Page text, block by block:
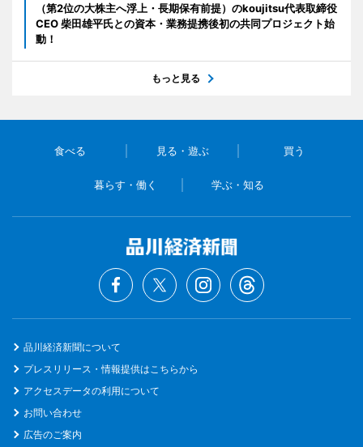
（第2位の大株主へ浮上・長期保有前提）のkoujitsu代表取締役
CEO 柴田雄平氏との資本・業務提携後初の共同プロジェクト始
動！
もっと見る
食べる 見る・遊ぶ 買う
暮らす・働く 学ぶ・知る
品川経済新聞について
プレスリリース・情報提供はこちらから
アクセスデータの利用について
お問い合わせ
広告のご案内